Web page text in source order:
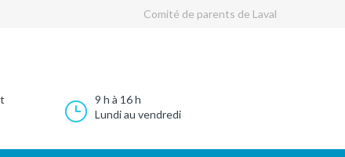
Comité de parents de Laval
9 h à 16 h
Lundi au vendredi